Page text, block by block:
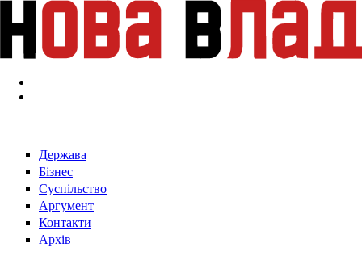
Перейти к основному содержанию
Держава
Бізнес
Суспільство
Аргумент
Контакти
Архів